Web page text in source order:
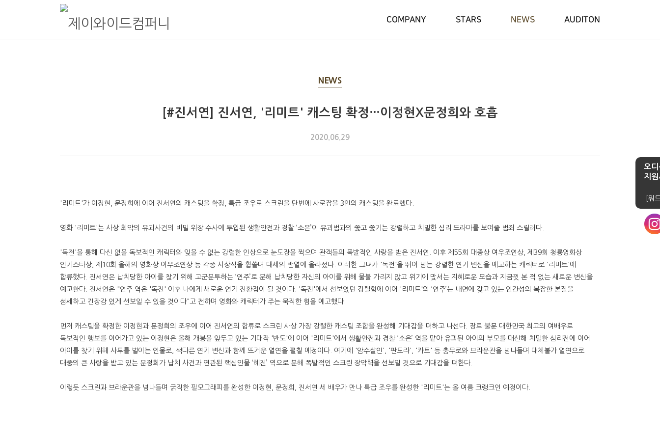
오디
지원
[워
COMPANY STARS NEWS AUDITON
NEWS
[#진서연] 진서연, '리미트' 캐스팅 확정…이정현X문정희와 호흡
2020.06.29
'리미트'가 이정현, 문정희에 이어 진서연의 캐스팅을 확정, 특급 조우로 스크린을 단번에 사로잡을 3인의 캐스팅을 완료했다.
영화 '리미트'는 사상 최악의 유괴사건의 비밀 위장 수사에 투입된 생활안전과 경찰 ‘소은’이 유괴범과의 쫓고 쫓기는 강렬하고 치밀한 심리 드라마를 보여줄 범죄 스릴러다.
'독전'을 통해 다신 없을 독보적인 캐릭터와 잊을 수 없는 강렬한 인상으로 눈도장을 찍으며 관객들의 폭발적인 사랑을 받은 진서연. 이후 제55회 대종상 여우조연상, 제39회 청룡영화상
인기스타상, 제10회 올해의 영화상 여우조연상 등 각종 시상식을 휩쓸며 대세의 반열에 올라섰다. 이러한 그녀가 '독전'을 뛰어 넘는 강렬한 연기 변신을 예고하는 캐릭터로 '리미트'에
합류했다. 진서연은 납치당한 아이를 찾기 위해 고군분투하는 ‘연주’로 분해 납치당한 자신의 아이를 위해 물불 가리지 않고 위기에 맞서는 지혜로운 모습과 지금껏 본 적 없는 새로운 변신을
예고한다. 진서연은 "연주 역은 '독전' 이후 나에게 새로운 연기 전환점이 될 것이다. '독전'에서 선보였던 강렬함에 이어 '리미트'의 ‘연주’는 내면에 갖고 있는 인간성의 복잡한 본질을
섬세하고 긴장감 있게 선보일 수 있을 것이다"고 전하며 영화와 캐릭터가 주는 묵직한 힘을 예고했다.
먼저 캐스팅을 확정한 이정현과 문정희의 조우에 이어 진서연의 합류로 스크린 사상 가장 강렬한 캐스팅 조합을 완성해 기대감을 더하고 나선다. 장르 불문 대한민국 최고의 여배우로
독보적인 행보를 이어가고 있는 이정현은 올해 개봉을 앞두고 있는 기대작 '반도'에 이어 '리미트'에서 생활안전과 경찰 ‘소은’ 역을 맡아 유괴된 아이의 부모를 대신해 치밀한 심리전에 이어
아이를 찾기 위해 사투를 벌이는 인물로, 색다른 연기 변신과 함께 뜨거운 열연을 펼칠 예정이다. 여기에 '암수살인', '판도라', '카트' 등 충무로와 브라운관을 넘나들며 대체불가 열연으로
대중의 큰 사랑을 받고 있는 문정희가 납치 사건과 연관된 핵심인물 ‘혜진’ 역으로 분해 폭발적인 스크린 장악력을 선보일 것으로 기대감을 더한다.
이렇듯 스크린과 브라운관을 넘나들며 굵직한 필모그래피를 완성한 이정현, 문정희, 진서연 세 배우가 만나 특급 조우를 완성한 '리미트'는 올 여름 크랭크인 예정이다.